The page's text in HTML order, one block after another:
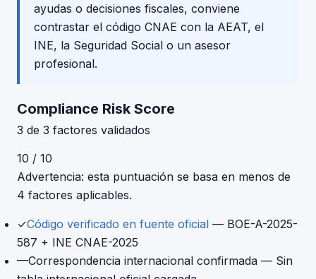
ayudas o decisiones fiscales, conviene
contrastar el código CNAE con la AEAT, el
INE, la Seguridad Social o un asesor
profesional.
Compliance Risk Score
3 de 3 factores validados
10 / 10
Advertencia: esta puntuación se basa en menos de
4 factores aplicables.
✓Código verificado en fuente oficial — BOE-A-2025-
587 + INE CNAE-2025
—Correspondencia internacional confirmada — Sin